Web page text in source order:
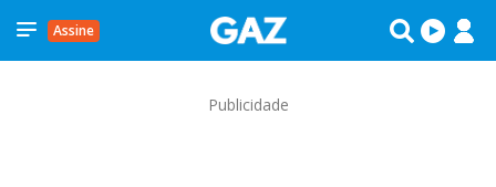
Assine
Publicidade